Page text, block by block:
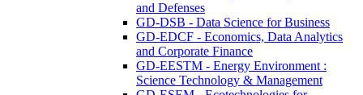
and Defenses
GD-DSB - Data Science for Business
GD-EDCF - Economics, Data Analytics
and Corporate Finance
GD-EESTM - Energy Environment :
Science Technology & Management